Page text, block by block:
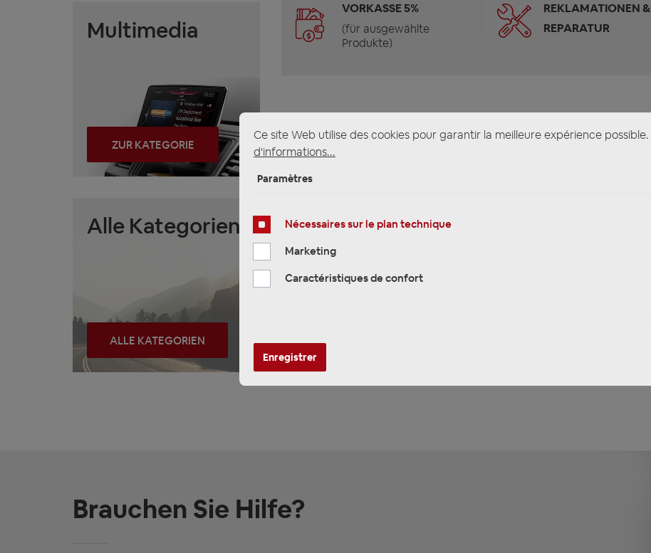
Multimedia
ZUR KATEGORIE
Alle Kategorien
ALLE KATEGORIEN
VORKASSE 5%
(für ausgewählte
Produkte)
REKLAMATIONEN &
REPARATUR
Brauchen Sie Hilfe?
Ce site Web utilise des cookies pour garantir la meilleure expérience possible.
d'informations...
Paramètres
Nécessaires sur le plan technique
Marketing
Caractéristiques de confort
Enregistrer